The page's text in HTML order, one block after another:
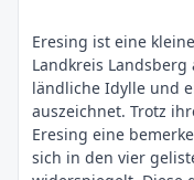
Eresing ist eine
Landkreis
ländliche Idylle und
auszeichnet. Trotz
Eresing eine
sich in den vier